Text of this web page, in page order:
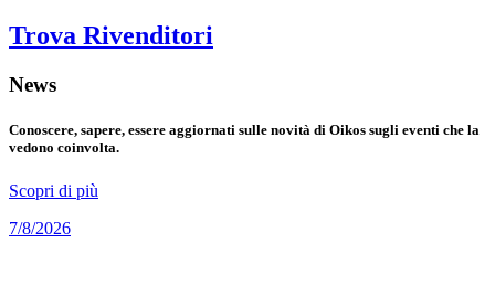
Trova Rivenditori
News
Conoscere, sapere, essere aggiornati sulle novità di Oikos sugli eventi che la
vedono coinvolta.
Scopri di più
7/8/2026